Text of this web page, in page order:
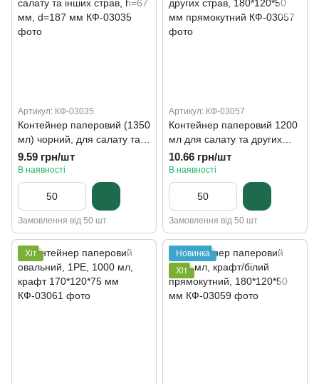
Артикул: КФ-03035
Контейнер паперовий (1350
мл) чорний, для салату та
інших страв, h=67 мм,
d=187 мм
9.59 грн/шт
В наявності
Замовлення від 50 шт
Артикул: КФ-03057
Контейнер паперовий 1200
мл для салату та других
страв, 180*120*50 мм
прямокутний
10.66 грн/шт
В наявності
Замовлення від 50 шт
Хіт
Новинка
Хіт